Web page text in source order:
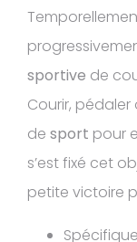
sportive de
Courir,
de sport pour
s’est fixé cet
petite victoire